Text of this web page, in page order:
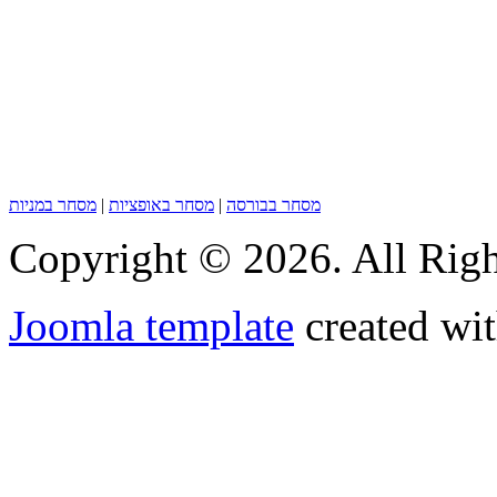
מסחר בבורסה | מסחר באופציות | מסחר במניות
Copyright © 2026. All
Joomla template created